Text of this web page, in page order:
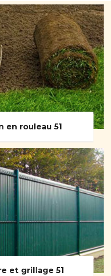
en rouleau 51
et grillage 51